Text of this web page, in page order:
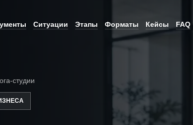
Ситуации Этапы Форматы Кейсы FAQ
студии